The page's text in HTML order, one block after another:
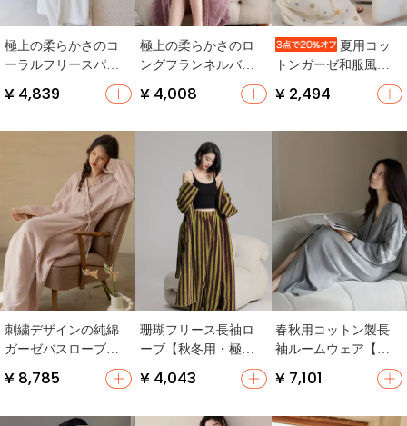
極上の柔らかさのコ
ーラルフリースパジ
温・ロング丈バスロ
イン】（セットアッ
¥ 4,839
極上の柔らかさのロ
ングフランネルバス
ローブ【秋冬用・レ
ディース・コーラル
¥ 4,008
夏用コッ
トンガーゼ和服風ル
ームウェア【男女兼
用・サラッとした着
¥ 2,494
刺繍デザインの純綿
ガーゼバスローブ
【長袖・春秋夏用・
新中式】
¥ 8,785
珊瑚フリース長袖ロ
ーブ【秋冬用・極上
の柔らかさ・保温】
（セットアップ対
¥ 4,043
春秋用コットン製長
袖ルームウェア【ス
タイル・大きいサイ
ズ・ローブ】
¥ 7,101